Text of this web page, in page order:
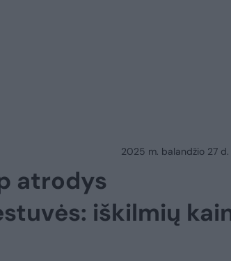
2025 m. balandžio 27 d.
atrodys
iškilmių